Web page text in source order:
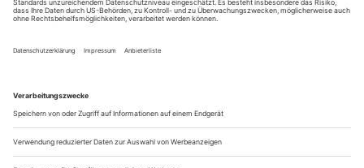
Schon als Tänzerin war Birgit Keil eine
Ausnahmeerscheinung: die Ballerina von Weltformat, auf die
Quartett des Stuttgarter Ballettwunders der 1960er-Jahre war
sie das heimische Gewächs. John Cranko, der sie 1961 ans
Stuttgarter Ballett holte und sie...